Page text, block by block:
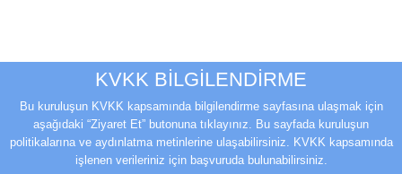
KVKK BİLGİLENDİRME
Bu kuruluşun KVKK kapsamında bilgilendirme sayfasına ulaşmak için
aşağıdaki “Ziyaret Et” butonuna tıklayınız. Bu sayfada kuruluşun
politikalarına ve aydınlatma metinlerine ulaşabilirsiniz. KVKK kapsamında
işlenen verileriniz için başvuruda bulunabilirsiniz.